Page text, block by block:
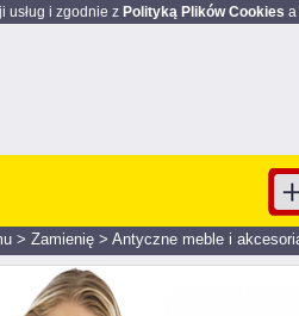
usług i zgodnie z Polityką Plików Cookies a
> Zamienię > Antyczne meble i